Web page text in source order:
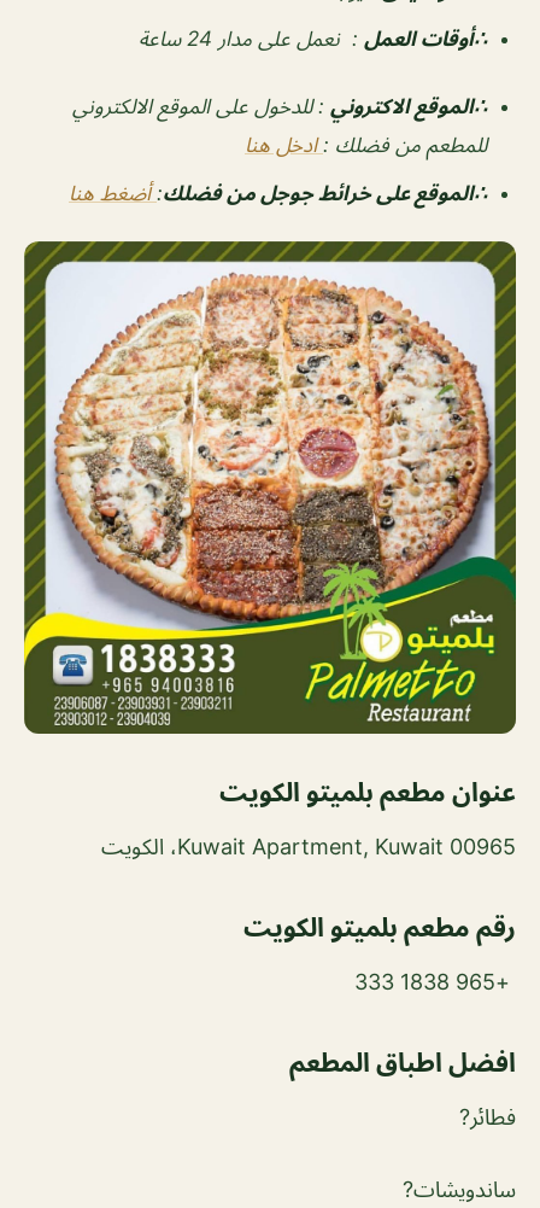
‏∴أوقات العمل : نعمل على مدار 24 ساعة
∴الموقع الاكتروني : للدخول على الموقع الالكتروني
للمطعم من فضلك :ادخل هنا
∴الموقع على خرائط جوجل من فضلك:أضغط هنا
عنوان مطعم بلميتو الكويت
Kuwait Apartment, Kuwait 00965، الكويت
رقم مطعم بلميتو الكويت
+965 1838 333
افضل اطباق المطعم
فطائر?
ساندويشات?